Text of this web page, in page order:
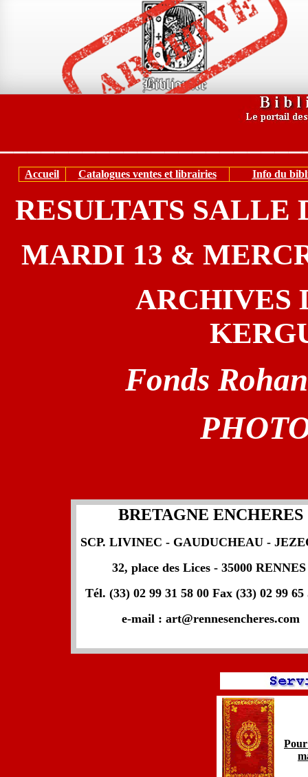
Accueil Catalogues ventes et librairies Info du
RESULTATS SALLE
MARDI 13 &
ARCHIVES
Fonds
BRETAGNE ENCHERES
SCP. LIVINEC - GAUDUCHEAU -
32, place des Lices - 35000
Tél. (33) 02 99 31 58 00 Fax (33) 02 99 65
e-mail : art@rennesencheres.com